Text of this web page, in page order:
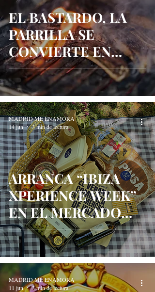
EL BASTARDO, LA
PARRILLA SE
CONVIERTE EN
PROTAGONISTA
DEL TAPEO
MADRILEÑO
ARRANCA “IBIZA
XPERIENCE WEEK”
EN EL MERCADO
MUNICIPAL DE
IBIZA
MADRID ME ENAMORA
14 jun
3 min de lectura
MADRID ME ENAMORA
11 jun
3 min de lectura